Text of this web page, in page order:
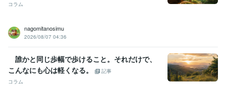
コラム
nagomitanosimu
2026/08/07 04:36
誰かと同じ歩幅で歩けること。それだけで、
こんなにも心は軽くなる。
記事
コラム